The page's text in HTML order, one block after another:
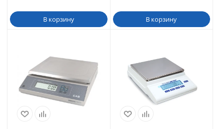
В корзину В корзину